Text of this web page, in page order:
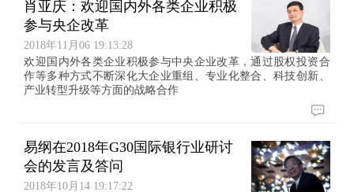
肖亚庆：欢迎国内外各类企业积极
参与央企改革
2018年11月06 19:13:28
欢迎国内外各类企业积极参与中央企业改革，通过股权投资合
作等多种方式不断深化大企业重组、专业化整合、科技创新、
产业转型升级等方面的战略合作
易纲在2018年G30国际银行业研讨
会的发言及答问
2018年10月14 19:17:22